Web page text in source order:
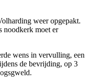
weer opgepakt.
noodkerk moet er
wens in vervulling, een
de bevrijding, op 3